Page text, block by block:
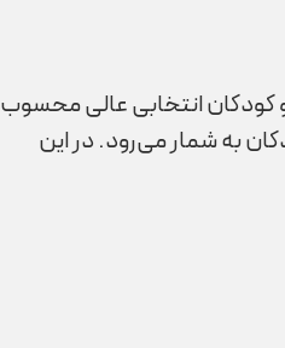
کودکان انتخابی عالی محسوب
به شمار می‌رود. در این